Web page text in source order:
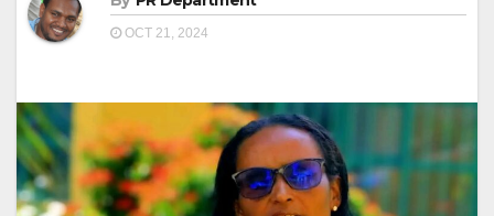
OCT 21, 2024